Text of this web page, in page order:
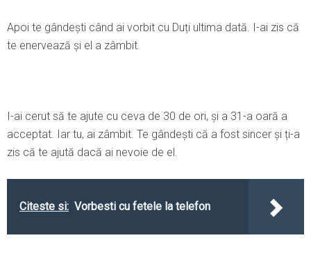
Apoi te gândești când ai vorbit cu Duți ultima dată. I-ai zis că
te enervează și el a zâmbit.
I-ai cerut să te ajute cu ceva de 30 de ori, și a 31-a oară a
acceptat. Iar tu, ai zâmbit. Te gândești că a fost sincer și ți-a
zis că te ajută dacă ai nevoie de el.
Citeste si: Vorbesti cu fetele la telefon